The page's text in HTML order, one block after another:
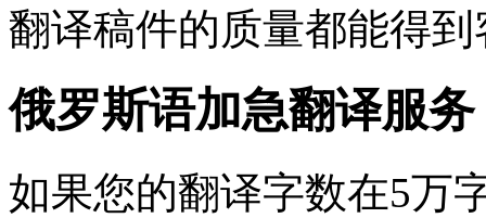
翻译稿件的质量都能得
俄罗斯语加急翻译服务
如果您的翻译字数在5万